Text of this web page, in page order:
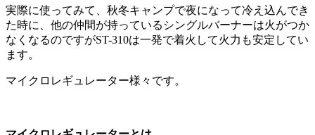
実際に使ってみて、秋冬キャンプで夜になって冷え込んでき
た時に、他の仲間が持っているシングルバーナーは火がつか
なくなるのですがST-310は一発で着火して火力も安定してい
ます。
マイクロレギュレーター様々です。